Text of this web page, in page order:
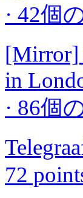
· 42個
[Mirror]
in
· 86個
72